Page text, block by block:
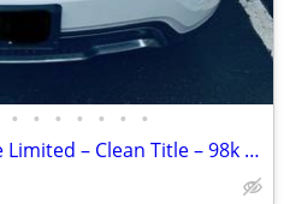
• • • • • • •
2017 Jeep Grand Cherokee Limited – Clean Title – 98k Miles